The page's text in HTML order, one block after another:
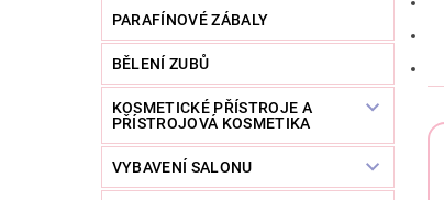
PARAFÍNOVÉ ZÁBALY
BĚLENÍ ZUBŮ
KOSMETICKÉ PŘÍSTROJE A
PŘÍSTROJOVÁ KOSMETIKA
VYBAVENÍ SALONU